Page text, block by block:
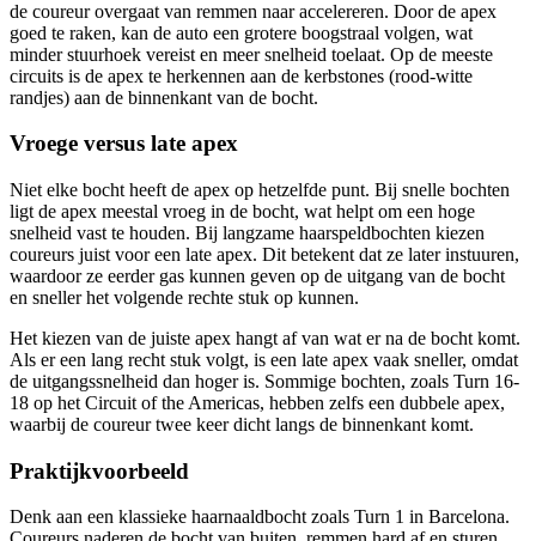
de coureur overgaat van remmen naar accelereren. Door de apex
goed te raken, kan de auto een grotere boogstraal volgen, wat
minder stuurhoek vereist en meer snelheid toelaat. Op de meeste
circuits is de apex te herkennen aan de kerbstones (rood-witte
randjes) aan de binnenkant van de bocht.
Vroege versus late apex
Niet elke bocht heeft de apex op hetzelfde punt. Bij snelle bochten
ligt de apex meestal vroeg in de bocht, wat helpt om een hoge
snelheid vast te houden. Bij langzame haarspeldbochten kiezen
coureurs juist voor een late apex. Dit betekent dat ze later instuuren,
waardoor ze eerder gas kunnen geven op de uitgang van de bocht
en sneller het volgende rechte stuk op kunnen.
Het kiezen van de juiste apex hangt af van wat er na de bocht komt.
Als er een lang recht stuk volgt, is een late apex vaak sneller, omdat
de uitgangssnelheid dan hoger is. Sommige bochten, zoals Turn 16-
18 op het Circuit of the Americas, hebben zelfs een dubbele apex,
waarbij de coureur twee keer dicht langs de binnenkant komt.
Praktijkvoorbeeld
Denk aan een klassieke haarnaaldbocht zoals Turn 1 in Barcelona.